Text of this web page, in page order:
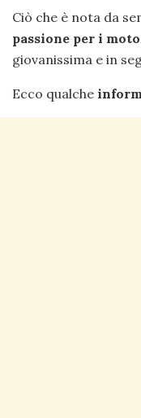
Ciò che è nota da
passione per i
giovanissima e in
Ecco qualche